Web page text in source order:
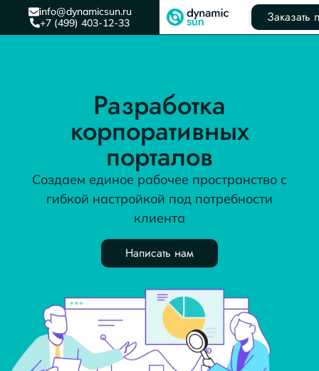
info@dynamicsun.ru
+7 (499) 403-12-33
Заказать
Разработка
корпоративных
порталов
Создаем единое рабочее пространство с
гибкой настройкой под потребности
клиента
Написать нам